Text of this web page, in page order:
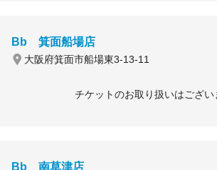
Bb 箕面船場店
大阪府箕面市船場東3-13-11
チケットのお取り扱いはござい
Bb 南草津店